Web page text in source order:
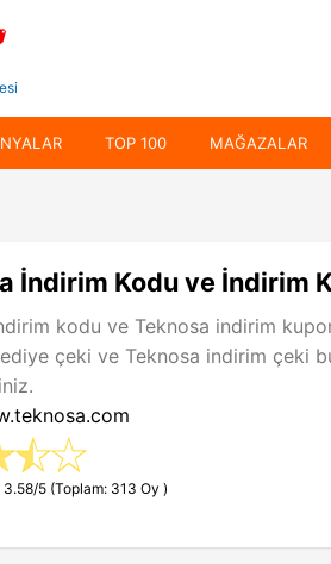
TOP 100 MAĞAZALAR
İndirim Kodu ve İndirim
kodu ve Teknosa indirim
çeki ve Teknosa indirim çeki
3.58/5 (Toplam: 313 Oy )